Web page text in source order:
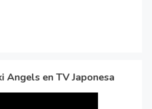
Angels en TV Japonesa